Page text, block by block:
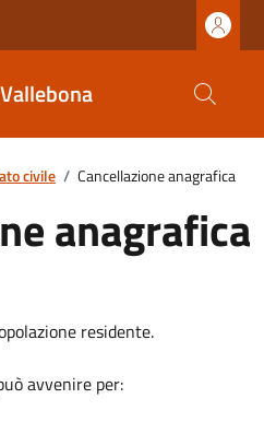
civile / Cancellazione anagrafica
anagrafica
residente.
avvenire per: